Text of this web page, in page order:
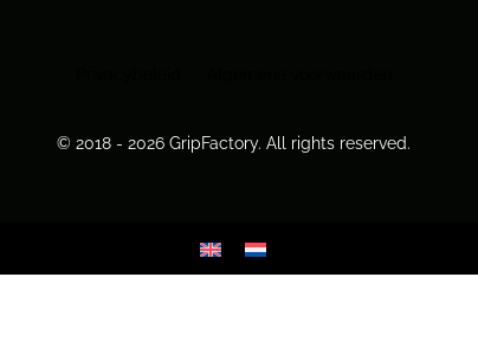
© 2018 - 2026 GripFactory. All rights reserved.